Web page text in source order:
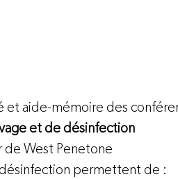
et aide-mémoire des
et de désinfection
de West Penetone
désinfection permettent de :